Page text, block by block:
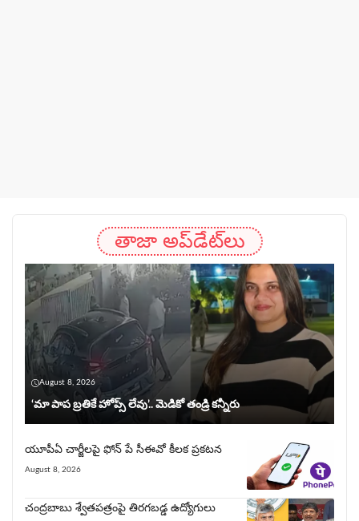
తాజా అప్‌డేట్‌లు
August 8, 2026
‘మా పాప బ్రతికే హోప్స్ లేవు’.. మెడికో తండ్రి కన్నీరు
యూపీఏ చార్జీల‌పై ఫోన్ పే సీఈవో కీల‌క ప్ర‌క‌ట‌న‌
August 8, 2026
చంద్రబాబు శ్వేతపత్రంపై తిర‌గ‌బ‌డ్డ ఉద్యోగులు